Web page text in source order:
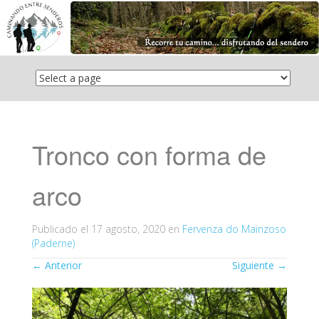
Saltar
contenido
Tronco con forma de
arco
Publicado el 17 agosto, 2020 en Fervenza do Mainzoso
(Paderne)
← Anterior Siguiente →